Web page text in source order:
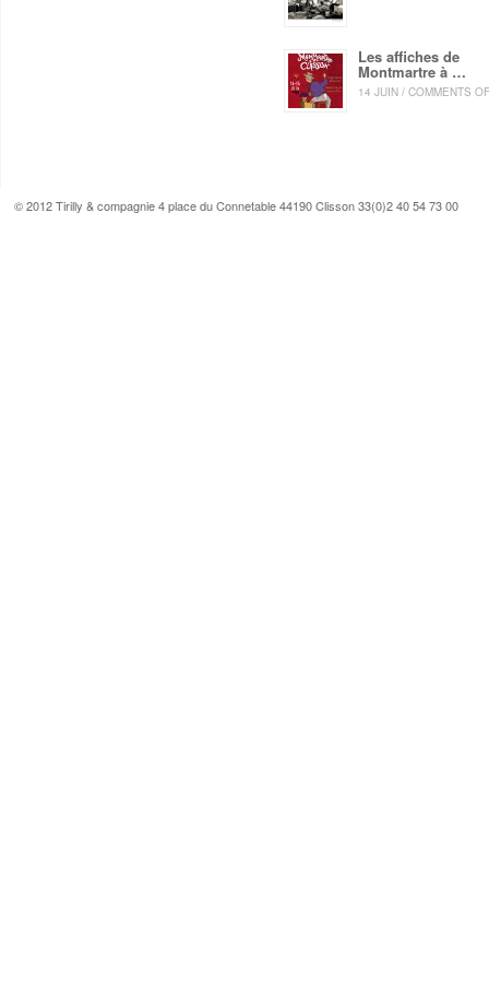
Les affiches de
Montmartre à …
14 JUIN / COMMENTS
© 2012 Tirilly & compagnie 4 place du Connetable 44190 Clisson 33(0)2 40 54 73 00